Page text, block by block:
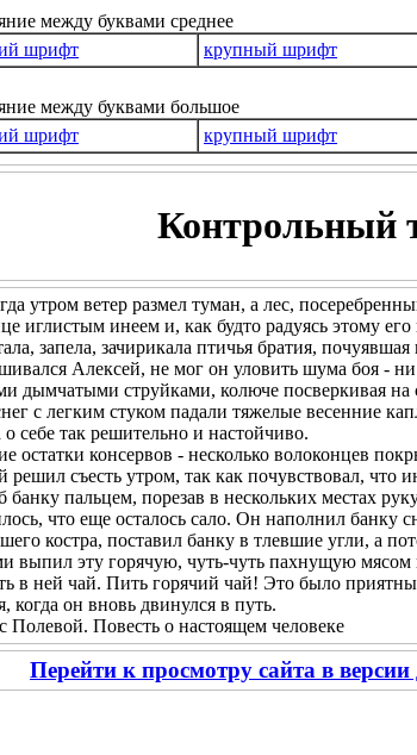
между буквами среднее
шрифт
крупный шрифт
между буквами большое
шрифт
крупный шрифт
Контрольный
утром ветер размел туман, а лес,
иглистым инеем и, как будто радуясь этому
запела, зачирикала птичья братия,
Алексей, не мог он уловить шума боя -
дымчатыми струйками, колюче посверкивая на
с легким стуком падали тяжелые весенние
о себе так решительно и настойчиво.
остатки консервов - несколько волоконцев
решил съесть утром, так как почувствовал, что
банку пальцем, порезав в нескольких местах
что еще осталось сало. Он наполнил банку
костра, поставил банку в тлевшие угли, а
выпил эту горячую, чуть-чуть пахнущую
в ней чай. Пить горячий чай! Это было
когда он вновь двинулся в путь.
Повесть о настоящем человеке
Перейти к просмотру сайта в